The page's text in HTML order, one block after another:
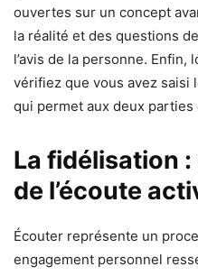
ouvertes sur un concept
la réalité et des questions
l’avis de la personne.
vérifiez que vous avez saisi
qui permet aux deux
La fidélisation
de l’écoute
Écouter représente un
engagement personnel